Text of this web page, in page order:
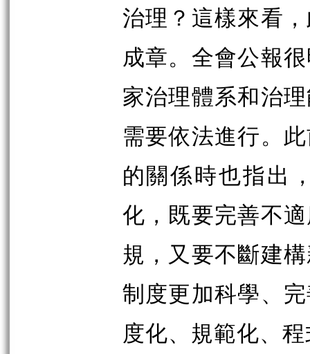
治理？這樣來看
成章。全會公報
家治理體系和治
需要依法進行。
的關係時也指出
化，既要完善不
規，又要不斷建
制度更加科學、
度化、規範化、